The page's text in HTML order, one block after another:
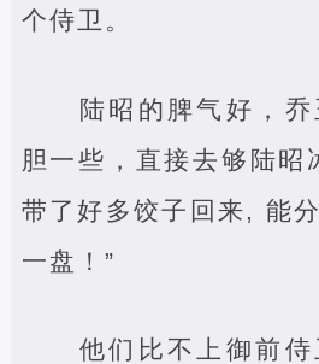
个侍卫。
陆昭的脾气好，
胆一些，直接去够陆昭
带了好多饺子回来, 能
一盘！”
他们比不上御前